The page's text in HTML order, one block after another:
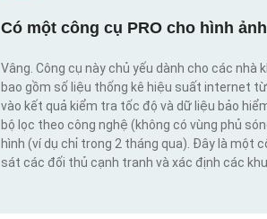
Có một công cụ PRO cho hình
Vâng. Công cụ này chủ yếu dành cho các
bao gồm số liệu thống kê hiệu suất internet
vào kết quả kiểm tra tốc độ và dữ liệu bảo
bộ lọc theo công nghệ (không có vùng phủ
hình (ví dụ chỉ trong 2 tháng qua). Đây là một
sát các đối thủ cạnh tranh và xác định các